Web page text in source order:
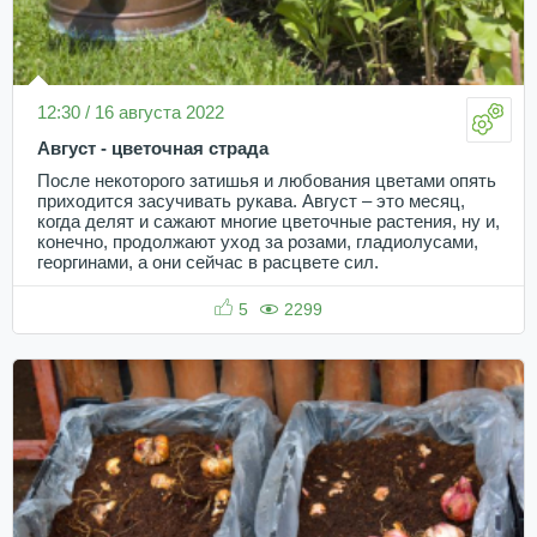
12:30 / 16 августа 2022
Август - цветочная страда
После некоторого затишья и любования цветами опять
приходится засучивать рукава. Август – это месяц,
когда делят и сажают многие цветочные растения, ну и,
конечно, продолжают уход за розами, гладиолусами,
георгинами, а они сейчас в расцвете сил.
5 2299